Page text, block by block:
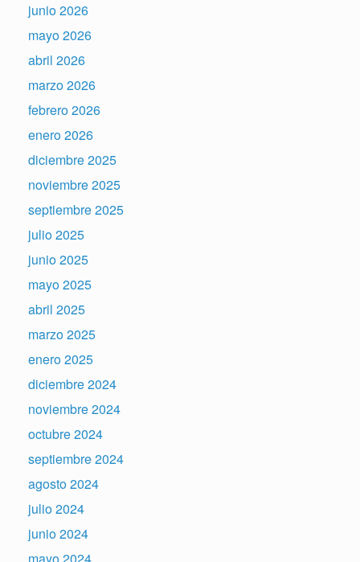
junio 2026
mayo 2026
abril 2026
marzo 2026
febrero 2026
enero 2026
diciembre 2025
noviembre 2025
septiembre 2025
julio 2025
junio 2025
mayo 2025
abril 2025
marzo 2025
enero 2025
diciembre 2024
noviembre 2024
octubre 2024
septiembre 2024
agosto 2024
julio 2024
junio 2024